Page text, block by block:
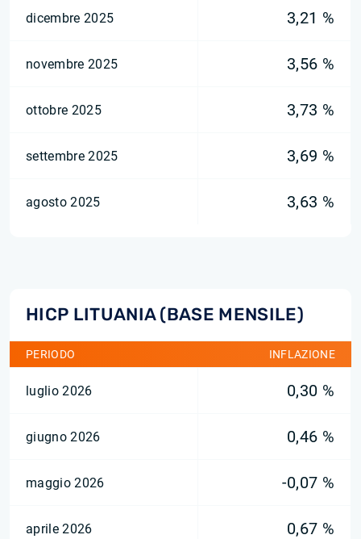
dicembre 2025 3,21 %
novembre 2025 3,56 %
ottobre 2025 3,73 %
settembre 2025 3,69 %
agosto 2025 3,63 %
HICP LITUANIA (BASE MENSILE)
PERIODO INFLAZIONE
luglio 2026 0,30 %
giugno 2026 0,46 %
maggio 2026 -0,07 %
aprile 2026 0,67 %